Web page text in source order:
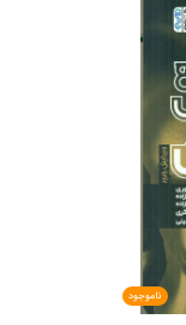
ناموجود